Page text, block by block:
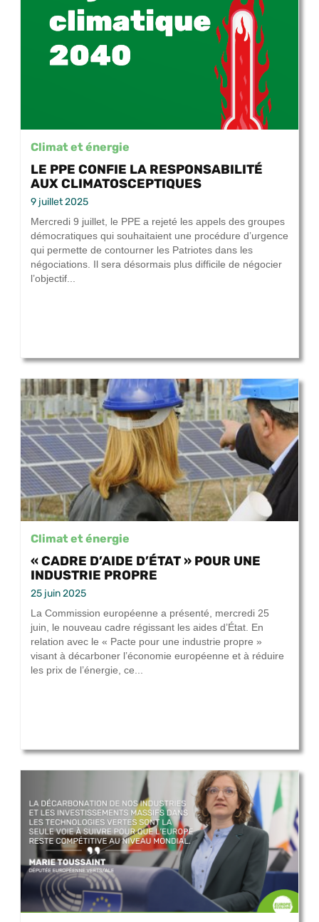
Climat et énergie
LE PPE CONFIE LA RESPONSABILITÉ
AUX CLIMATOSCEPTIQUES
9 juillet 2025
Mercredi 9 juillet, le PPE a rejeté les appels des groupes
démocratiques qui souhaitaient une procédure d’urgence
qui permette de contourner les Patriotes dans les
négociations. Il sera désormais plus difficile de négocier
l’objectif...
Climat et énergie
« CADRE D’AIDE D’ÉTAT » POUR UNE
INDUSTRIE PROPRE
25 juin 2025
La Commission européenne a présenté, mercredi 25
juin, le nouveau cadre régissant les aides d’État. En
relation avec le « Pacte pour une industrie propre »
visant à décarboner l’économie européenne et à réduire
les prix de l’énergie, ce...